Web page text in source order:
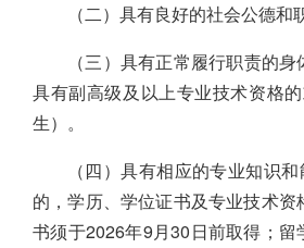
（二）具有良好的社会公德
（三）具有正常履行职责的
具有副高级及以上专业技术资格
生）。
（四）具有相应的专业知识
的，学历、学位证书及专业技术
书须于2026年9月30日前取得；